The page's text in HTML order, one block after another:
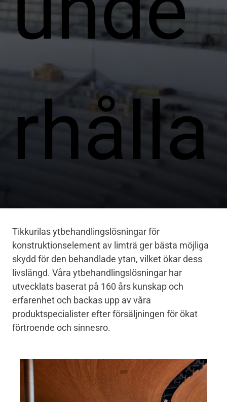
rhålla
Tikkurilasytbehandlingslösningar för
konstruktionselement av limträ ger bästa möjliga
skydd för den behandlade ytan, vilket ökar dess
livslängd. Våra ytbehandlingslösningar har
utvecklats baserat på 160 års kunskap och
erfarenhet och backas upp av våra
produktspecialister efter försäljningen för ökat
förtroende och sinnesro.